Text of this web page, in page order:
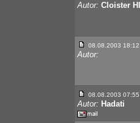
Autor: Cloister
08.08.2003 18:12
Autor:
08.08.2003 07:55
Autor: Hadati